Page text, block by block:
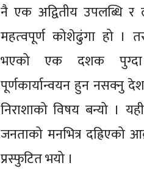
नै एक अद्वितीय उपलब्धि र
महत्‍वपूर्ण कोशेढुंगा हो ।
भएको एक दशक पुग्दा
पूर्णकार्यान्वयन हुन नसक्नु
निराशाको विषय बन्यो ।
जनताको मनभित्र दह्रिएको
प्रस्फुटित भयो ।